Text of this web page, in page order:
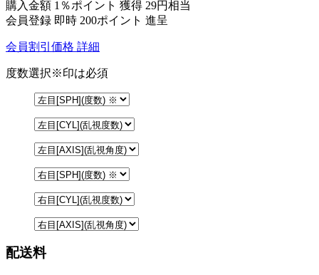
購入金額 1％ポイント 獲得 29円相当
会員登録 即時 200ポイント 進呈
会員割引価格 詳細
度数選択※印は必須
配送料